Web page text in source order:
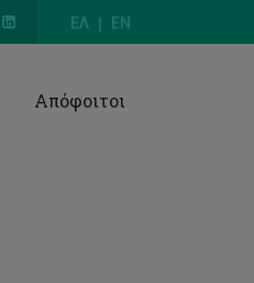
ΕΛ EN
Απόφοιτοι